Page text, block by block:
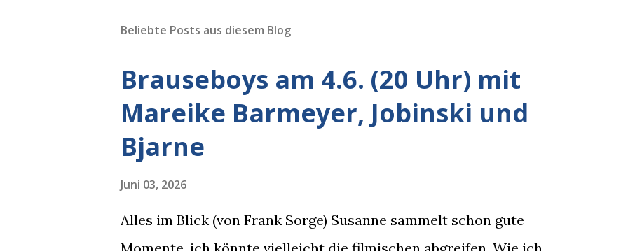
Beliebte Posts aus diesem Blog
Brauseboys am 4.6. (20 Uhr) mit
Mareike Barmeyer, Jobinski und
Bjarne
Juni 03, 2026
Alles im Blick (von Frank Sorge) Susanne sammelt schon gute